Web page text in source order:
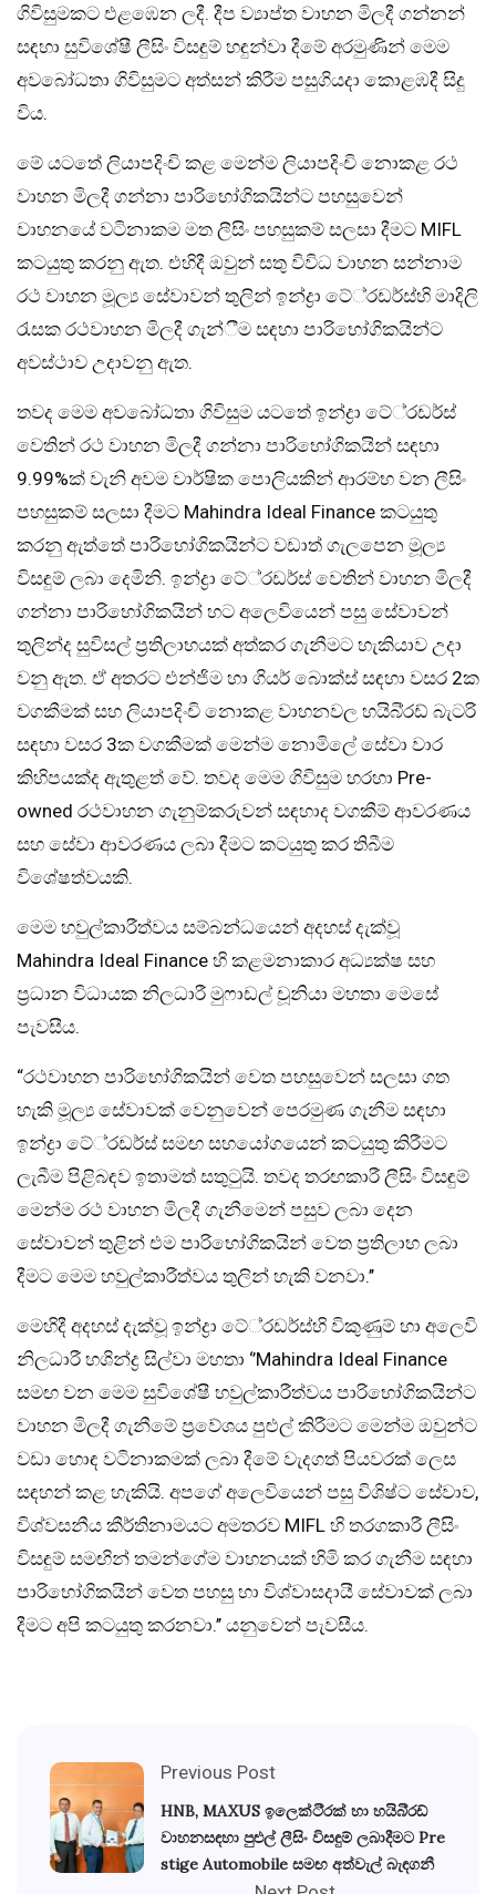
ගිවිසුමකට එළඹෙන ලදී. දීප ව්‍යාප්ත වාහන මිලදී ගන්නන්
සඳහා සුවිශේෂී ලීසිං විසඳුම් හඳුන්වා දීමේ අරමුණින් මෙම
අවබෝධතා ගිවිසුමට අත්සන් කිරීම පසුගියදා කොළඹදී සිදු
විය.
මේ යටතේ ලියාපදිංචි කළ මෙන්ම ලියාපදිංචි නොකළ රථ
වාහන මිලදී ගන්නා පාරිභෝගිකයින්ට පහසුවෙන්
වාහනයේ වටිනාකම මත ලීසිං පහසුකම් සලසා දීමට MIFL
කටයුතු කරනු ඇත. එහිදී ඔවුන් සතු විවිධ වාහන සන්නාම
රථ වාහන මූල්‍ය සේවාවන් තුලින් ඉන්ද්‍රා ටේ්‍රඩර්ස්හි මාදිලි
රැසක රථවාහන මිලදී ගැන්ීම සඳහා පාරිභෝගිකයින්ට
අවස්ථාව උදාවනු ඇත.
තවද මෙම අවබෝධතා ගිවිසුම යටතේ ඉන්ද්‍රා ටේ්‍රඩර්ස්
වෙතින් රථ වාහන මිලදී ගන්නා පාරිභෝගිකයින් සඳහා
9.99%ක් වැනි අවම වාර්ෂික පොලියකින් ආරම්භ වන ලීසිං
පහසුකම් සලසා දීමට Mahindra Ideal Finance කටයුතු
කරනු ඇත්තේ පාරිභෝගිකයින්ට වඩාත් ගැලපෙන මූල්‍ය
විසඳුම් ලබා දෙමිනි. ඉන්ද්‍රා ටේ්‍රඩර්ස් වෙතින් වාහන මිලදී
ගන්නා පාරිභෝගිකයින් හට අලෙවියෙන් පසු සේවාවන්
තුලින්ද සුවිසල් ප්‍රතිලාභයක් අත්කර ගැනීමට හැකියාව උදා
වනු ඇත. ඒ අතරට එන්ජිම හා ගියර් බොක්ස් සඳහා වසර 2ක
වගකීමක් සහ ලියාපදිංචි නොකළ වාහනවල හයිබි්‍රඩ් බැටරි
සඳහා වසර 3ක වගකීමක් මෙන්ම නොමිලේ සේවා වාර
කිහිපයක්ද ඇතුළත් වේ. තවද මෙම ගිවිසුම හරහා Pre-
owned රථවාහන ගැනුම්කරුවන් සඳහාද වගකීම් ආවරණය
සහ සේවා ආවරණය ලබා දීමට කටයුතු කර තිබීම
විශේෂත්වයකි.
මෙම හවුල්කාරීත්වය සම්බන්ධයෙන් අදහස් දැක්වූ
Mahindra Ideal Finance හි කළමනාකාර අධ්‍යක්ෂ සහ
ප්‍රධාන විධායක නිලධාරී මුෆාඩල් චූනියා මහතා මෙසේ
පැවසීය.
“රථවාහන පාරිභෝගිකයින් වෙත පහසුවෙන් සලසා ගත
හැකි මූල්‍ය සේවාවක් වෙනුවෙන් පෙරමුණ ගැනීම සඳහා
ඉන්ද්‍රා ටේ්‍රඩර්ස් සමඟ සහයෝගයෙන් කටයුතු කිරීමට
ලැබීම පිළිබඳව ඉතාමත් සතුටුයි. තවද තරඟකාරී ලීසිං විසඳුම්
මෙන්ම රථ වාහන මිලදී ගැනීමෙන් පසුව ලබා දෙන
සේවාවන් තුළින් එම පාරිභෝගිකයින් වෙත ප්‍රතිලාභ ලබා
දීමට මෙම හවුල්කාරීත්වය තුලින් හැකි වනවා.’’
මෙහිදී අදහස් දැක්වූ ඉන්ද්‍රා ටේ්‍රඩර්ස්හි විකුණුම් හා අලෙවි
නිලධාරී හශින්ද්‍ර සිල්වා මහතා ‘’Mahindra Ideal Finance
සමඟ වන මෙම සුවිශේෂී හවුල්කාරීත්වය පාරිභෝගිකයින්ට
වාහන මිලදී ගැනීමේ ප්‍රවේශය පුළුල් කිරීමට මෙන්ම ඔවුන්ට
වඩා හොඳ වටිනාකමක් ලබා දීමේ වැදගත් පියවරක් ලෙස
සඳහන් කළ හැකියි. අපගේ අලෙවියෙන් පසු විශිෂ්ට සේවාව,
විශ්වසනීය කීර්තිනාමයට අමතරව MIFL හි තරගකාරී ලීසිං
විසඳුම් සමඟින් තමන්ගේම වාහනයක් හිමි කර ගැනීම සඳහා
පාරිභෝගිකයින් වෙත පහසු හා විශ්වාසදායී සේවාවක් ලබා
දීමට අපි කටයුතු කරනවා.’’ යනුවෙන් පැවසීය.
Previous Post
HNB, MAXUS ඉලෙක්ටි්‍රක් හා හයිබි්‍රඩ්
වාහනසඳහා පුළුල් ලීසිං විසඳුම් ලබාදීමට Pre
stige Automobile සමඟ අත්වැල් බැඳගනී